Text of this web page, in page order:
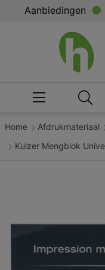
Aanbiedingen
Home Afdrukmateriaal
Kulzer Mengblok